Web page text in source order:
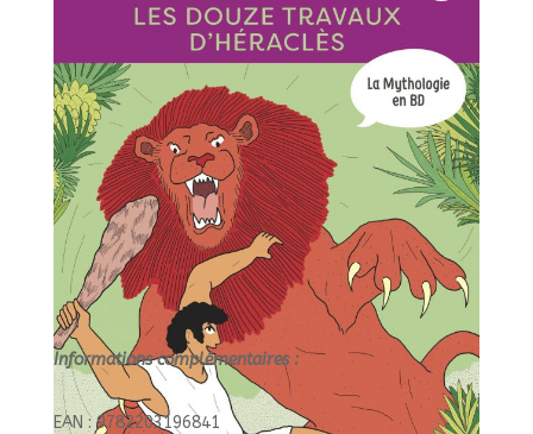
Informations complémentaires :
EAN : 9782203196841